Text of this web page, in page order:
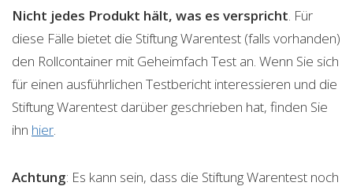
Nicht jedes Produkt hält, was es verspricht. Für
diese Fälle bietet die Stiftung Warentest (falls vorhanden)
den Rollcontainer mit Geheimfach Test an. Wenn Sie sich
für einen ausführlichen Testbericht interessieren und die
Stiftung Warentest darüber geschrieben hat, finden Sie
ihn hier.
Achtung: Es kann sein, dass die Stiftung Warentest noch